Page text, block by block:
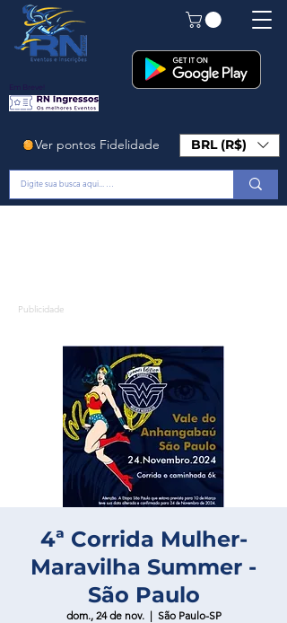
Em Breve!
Ver pontos Fidelidade BRL (R$)
Publicidade
4ª Corrida Mulher-
Maravilha Summer -
São Paulo
dom., 24 de nov.
  |
São Paulo-SP